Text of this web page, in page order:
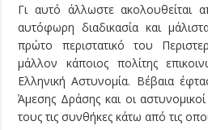
Γι αυτό άλλωστε ακολουθείται
αυτόφωρη διαδικασία και
πρώτο περιστατικό του
μάλλον κάποιος πολίτης
Ελληνική Αστυνομία. Βέβαια
Άμεσης Δράσης και οι
τους τις συνθήκες κάτω από τις